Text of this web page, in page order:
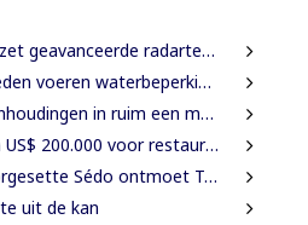
uit Brazilië tegen grenscriminaliteit
in tijdens recorddroogte
in ruim een maand
voor restauratie woning Nola Hatterman
ontmoet Turkse president Erdoğan
uit de kan